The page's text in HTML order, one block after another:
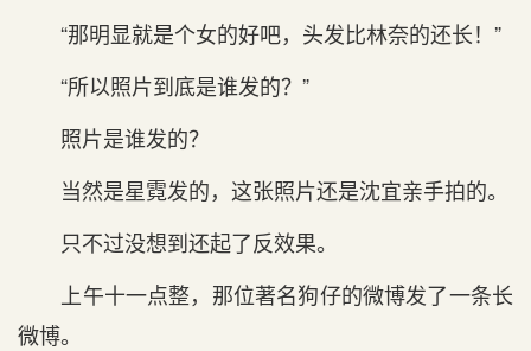
“那明显就是个女的好吧，头发比林奈的还长！”
“所以照片到底是谁发的？”
照片是谁发的？
当然是星霓发的，这张照片还是沈宜亲手拍的。
只不过没想到还起了反效果。
上午十一点整，那位著名狗仔的微博发了一条长
微博。